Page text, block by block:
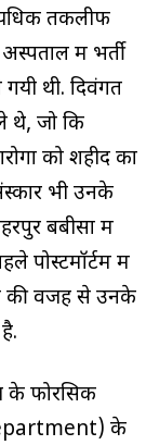
तकलीफ
में भर्ती
थी. दिवंगत
थे, जो कि
को शहीद का
भी उनके
बबीसा में
पोस्टमॉर्टम में
की वजह से उनके
के फोरेंसिक
के